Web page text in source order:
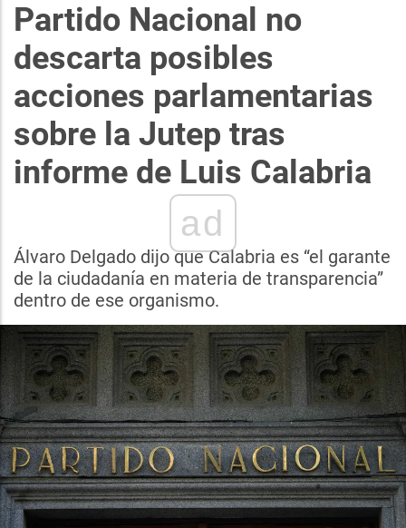
Partido Nacional no
descarta posibles
acciones parlamentarias
sobre la Jutep tras
informe de Luis Calabria
ad
Álvaro Delgado dijo que Calabria es “el garante
de la ciudadanía en materia de transparencia”
dentro de ese organismo.